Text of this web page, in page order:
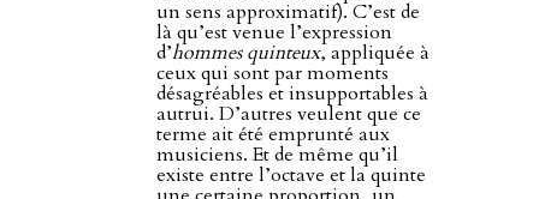
un sens approximatif). C’est de
là qu’est venue l’expression
d’hommes quinteux, appliquée à
ceux qui sont par moments
désagréables et insupportables à
autrui. D’autres veulent que ce
terme ait été emprunté aux
musiciens. Et de même qu’il
existe entre l’octave et la quinte